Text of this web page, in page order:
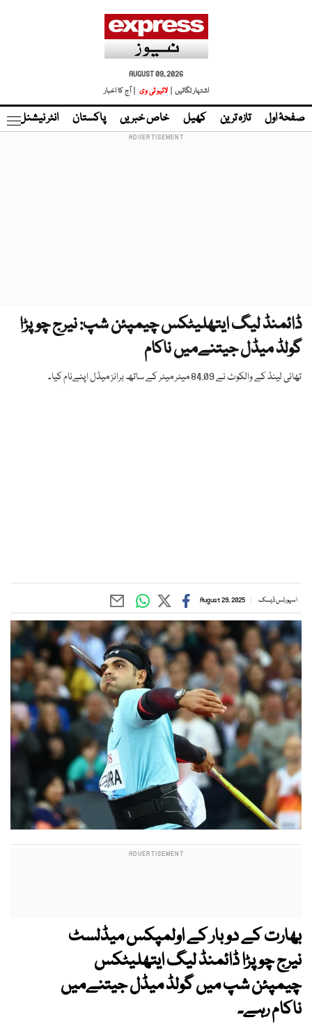
AUGUST 09, 2026
اشتہار لگائیں |
لائیو ٹی وی | آج کا اخبار
صفحۂ اول تازہ ترین کھیل خاص خبریں پاکستان انٹر نیشنل
ڈائمنڈ لیگ ایتھلیٹکس چیمپئن شپ: نیرج چوپڑا
گولڈ میڈل جیتنےمیں ناکام
تھائی لینڈ کے والکوٹ نے 84.09 میٹر میٹر کے ساتھ برانز میڈل اپنےنام کیا۔
اسپورٹس ڈیسک August 29, 2025
بھارت کے دو بار کے اولمپکس میڈلسٹ
نیرج چوپڑا ڈائمنڈ لیگ ایتھلیٹکس
چیمپئن شپ میں گولڈ میڈل جیتنےمیں
ناکام رہے۔